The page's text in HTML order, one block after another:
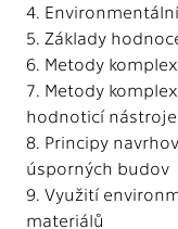
4.
5. Základy
6. Metody
7. Metody
hodnoticí nástroje
8. Principy
úsporných budov
9. Využití
materiálů